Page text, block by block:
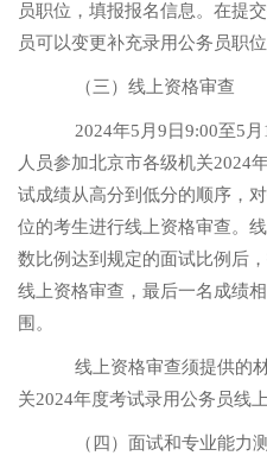
员职位，填报报名信息。在提
员可以变更补充录用公务员职位
（三）线上资格审查
2024年5月9日9:00至5
人员参加北京市各级机关2024
试成绩从高分到低分的顺序，
位的考生进行线上资格审查。
数比例达到规定的面试比例后
线上资格审查，最后一名成绩
围。
线上资格审查须提供的
关2024年度考试录用公务员线
（四）面试和专业能力